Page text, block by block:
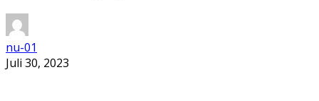
nu-01
Juli 30, 2023